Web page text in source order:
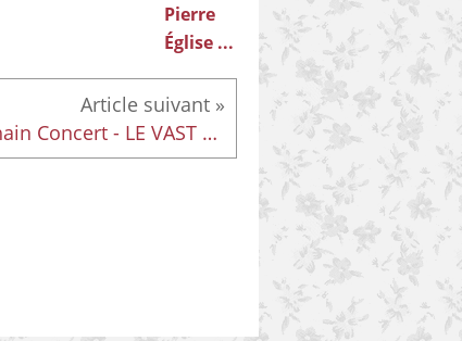
Pierre
Église ...
Prochain Concert - LE VAST 12 OCTOBRE